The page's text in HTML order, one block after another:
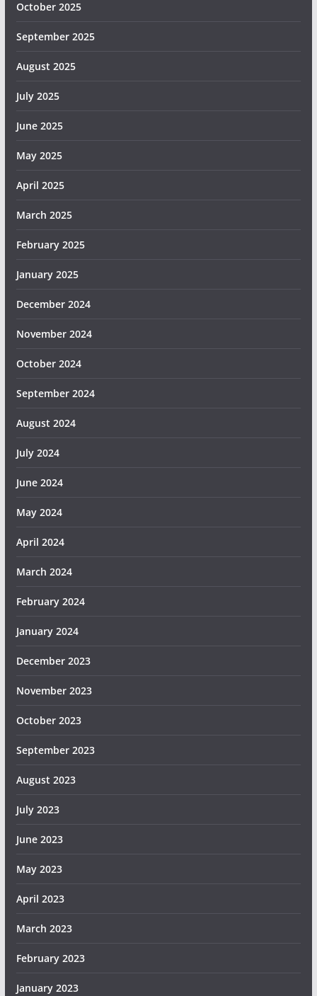
October 2025
September 2025
August 2025
July 2025
June 2025
May 2025
April 2025
March 2025
February 2025
January 2025
December 2024
November 2024
October 2024
September 2024
August 2024
July 2024
June 2024
May 2024
April 2024
March 2024
February 2024
January 2024
December 2023
November 2023
October 2023
September 2023
August 2023
July 2023
June 2023
May 2023
April 2023
March 2023
February 2023
January 2023